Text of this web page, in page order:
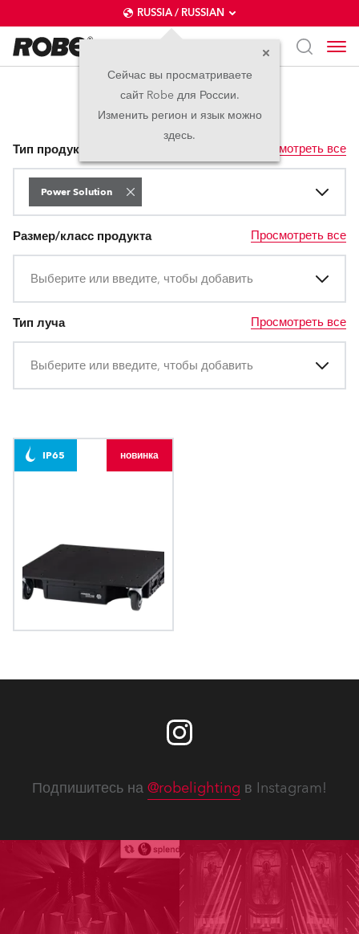
RUSSIA / RUSSIAN
Сейчас вы просматриваете
сайт Robe для России.
Изменить регион и язык можно
здесь.
Power Solution
Тип продукта
Power Solution
Просмотреть все
Размер/класс продукта
Выберите или введите, чтобы добавить
Просмотреть все
Тип луча
Выберите или введите, чтобы добавить
Просмотреть все
IP65 новинка
Подпишитесь на @robelighting в Instagram!